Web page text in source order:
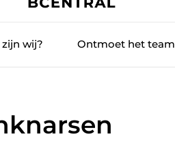
wij? Ontmoet het team